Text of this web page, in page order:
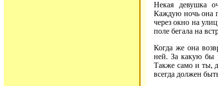
Некая девушка
Каждую ночь она
через окно на
поле бегала на
Когда же она
ней. За какую бы
Также само и ты,
всегда должен